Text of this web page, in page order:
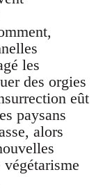
les
des orgies
eût
paysans
alors